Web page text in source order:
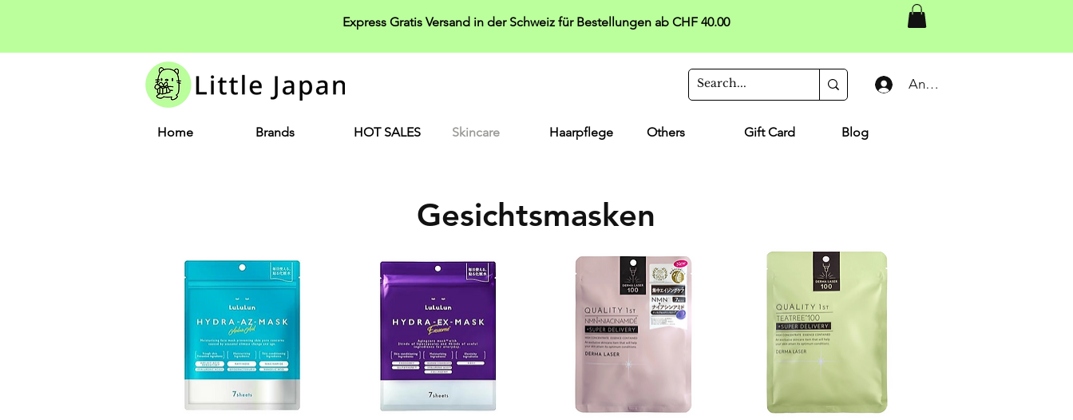
Express Gratis Versand in der Schweiz für Bestellungen ab CHF 40.00
Anmelden
Home Brands HOT SALES Skincare Haarpflege Others Gift Card Blog
Gesichtsmasken